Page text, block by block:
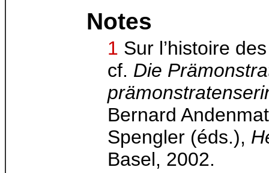
Notes
1 Sur l’histoire
cf. Die
Bernard
Spengler (éds.),
Basel, 2002.